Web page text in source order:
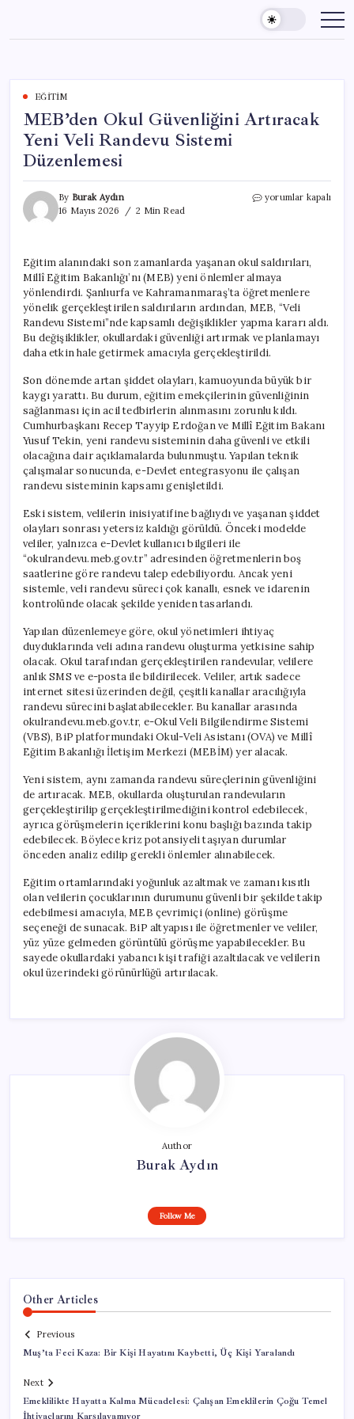
content
EĞITIM
MEB’den Okul Güvenliğini Artıracak
Yeni Veli Randevu Sistemi
Düzenlemesi
By Burak Aydın
16 Mayıs 2026
2 Min Read
MEB’den
Veli
Randevu
Sistemi
Düzenlemesi
için
yorumlar kapalı
Eğitim alanındaki son zamanlarda yaşanan okul saldırıları,
Millî Eğitim Bakanlığı’nı (MEB) yeni önlemler almaya
yönlendirdi. Şanlıurfa ve Kahramanmaraş’ta öğretmenlere
yönelik gerçekleştirilen saldırıların ardından, MEB, “Veli
Randevu Sistemi”nde kapsamlı değişiklikler yapma kararı aldı.
Bu değişiklikler, okullardaki güvenliği artırmak ve planlamayı
daha etkin hale getirmek amacıyla gerçekleştirildi.
Son dönemde artan şiddet olayları, kamuoyunda büyük bir
kaygı yarattı. Bu durum, eğitim emekçilerinin güvenliğinin
sağlanması için acil tedbirlerin alınmasını zorunlu kıldı.
Cumhurbaşkanı Recep Tayyip Erdoğan ve Millî Eğitim Bakanı
Yusuf Tekin, yeni randevu sisteminin daha güvenli ve etkili
olacağına dair açıklamalarda bulunmuştu. Yapılan teknik
çalışmalar sonucunda, e-Devlet entegrasyonu ile çalışan
randevu sisteminin kapsamı genişletildi.
Eski sistem, velilerin inisiyatifine bağlıydı ve yaşanan şiddet
olayları sonrası yetersiz kaldığı görüldü. Önceki modelde
veliler, yalnızca e-Devlet kullanıcı bilgileri ile
“okulrandevu.meb.gov.tr” adresinden öğretmenlerin boş
saatlerine göre randevu talep edebiliyordu. Ancak yeni
sistemle, veli randevu süreci çok kanallı, esnek ve idarenin
kontrolünde olacak şekilde yeniden tasarlandı.
Yapılan düzenlemeye göre, okul yönetimleri ihtiyaç
duyduklarında veli adına randevu oluşturma yetkisine sahip
olacak. Okul tarafından gerçekleştirilen randevular, velilere
anlık SMS ve e-posta ile bildirilecek. Veliler, artık sadece
internet sitesi üzerinden değil, çeşitli kanallar aracılığıyla
randevu sürecini başlatabilecekler. Bu kanallar arasında
okulrandevu.meb.gov.tr, e-Okul Veli Bilgilendirme Sistemi
(VBS), BiP platformundaki Okul-Veli Asistanı (OVA) ve Millî
Eğitim Bakanlığı İletişim Merkezi (MEBİM) yer alacak.
Yeni sistem, aynı zamanda randevu süreçlerinin güvenliğini
de artıracak. MEB, okullarda oluşturulan randevuların
gerçekleştirilip gerçekleştirilmediğini kontrol edebilecek,
ayrıca görüşmelerin içeriklerini konu başlığı bazında takip
edebilecek. Böylece kriz potansiyeli taşıyan durumlar
önceden analiz edilip gerekli önlemler alınabilecek.
Eğitim ortamlarındaki yoğunluk azaltmak ve zamanı kısıtlı
olan velilerin çocuklarının durumunu güvenli bir şekilde takip
edebilmesi amacıyla, MEB çevrimiçi (online) görüşme
seçeneği de sunacak. BiP altyapısı ile öğretmenler ve veliler,
yüz yüze gelmeden görüntülü görüşme yapabilecekler. Bu
sayede okullardaki yabancı kişi trafiği azaltılacak ve velilerin
okul üzerindeki görünürlüğü artırılacak.
Author
Burak Aydın
Follow Me
Other Articles
Previous
Muş’ta Feci Kaza: Bir Kişi Hayatını Kaybetti, Üç Kişi Yaralandı
Next
Emeklilikte Hayatta Kalma Mücadelesi: Çalışan Emeklilerin Çoğu Temel
İhtiyaçlarını Karşılayamıyor